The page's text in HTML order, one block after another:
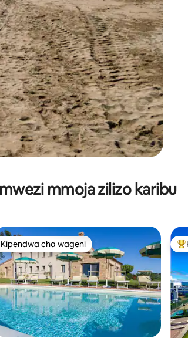
mmoja zilizo karibu
Kipendwa cha wageni
Kipendwa cha wageni